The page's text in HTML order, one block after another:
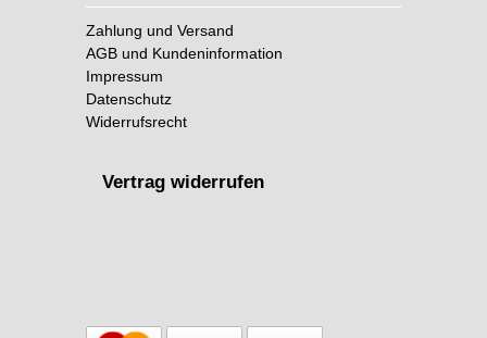
Zahlung und Versand
AGB und Kundeninformation
Impressum
Datenschutz
Widerrufsrecht
Vertrag widerrufen